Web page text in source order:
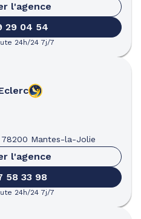
l'agence
29 04 54
24h/24 7j/7
78200 Mantes-la-Jolie
l'agence
58 33 98
24h/24 7j/7